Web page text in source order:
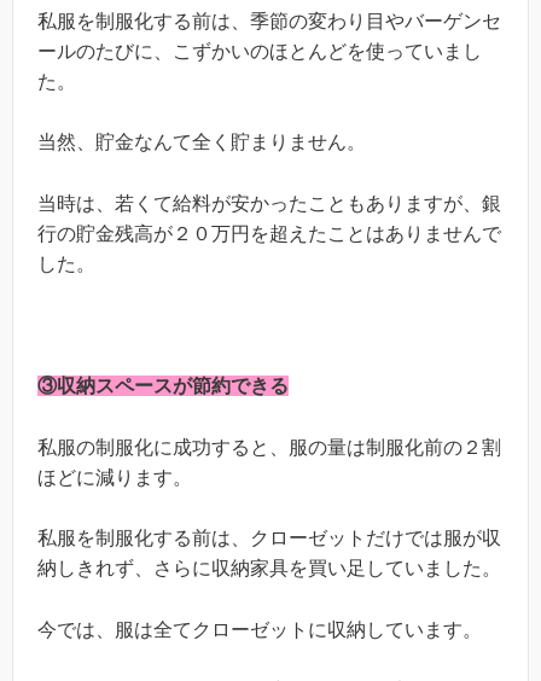
私服を制服化する前は、季節の変わり目やバーゲンセ
ールのたびに、こずかいのほとんどを使っていまし
た。
当然、貯金なんて全く貯まりません。
当時は、若くて給料が安かったこともありますが、銀
行の貯金残高が２０万円を超えたことはありませんで
した。
③収納スペースが節約できる
私服の制服化に成功すると、服の量は制服化前の２割
ほどに減ります。
私服を制服化する前は、クローゼットだけでは服が収
納しきれず、さらに収納家具を買い足していました。
今では、服は全てクローゼットに収納しています。